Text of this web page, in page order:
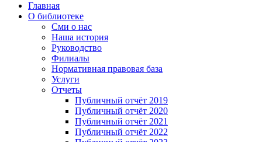
Главная
О библиотеке
Сми о нас
Наша история
Руководство
Филиалы
Нормативная правовая база
Услуги
Отчеты
Публичный отчёт 2019
Публичный отчёт 2020
Публичный отчёт 2021
Публичный отчёт 2022